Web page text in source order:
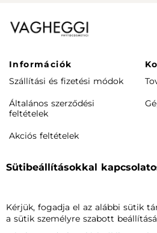
Információk
Szállítási és fizetési módok
Általános szerződési
feltételek
Akciós feltételek
visszaküldés
Arcápolás
Sütibeállításokkal
Kérjük, fogadja el az alábbi sütik
a sütik személyre szabott